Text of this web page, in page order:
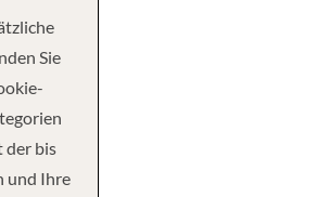
Sie
der bis
und Ihre